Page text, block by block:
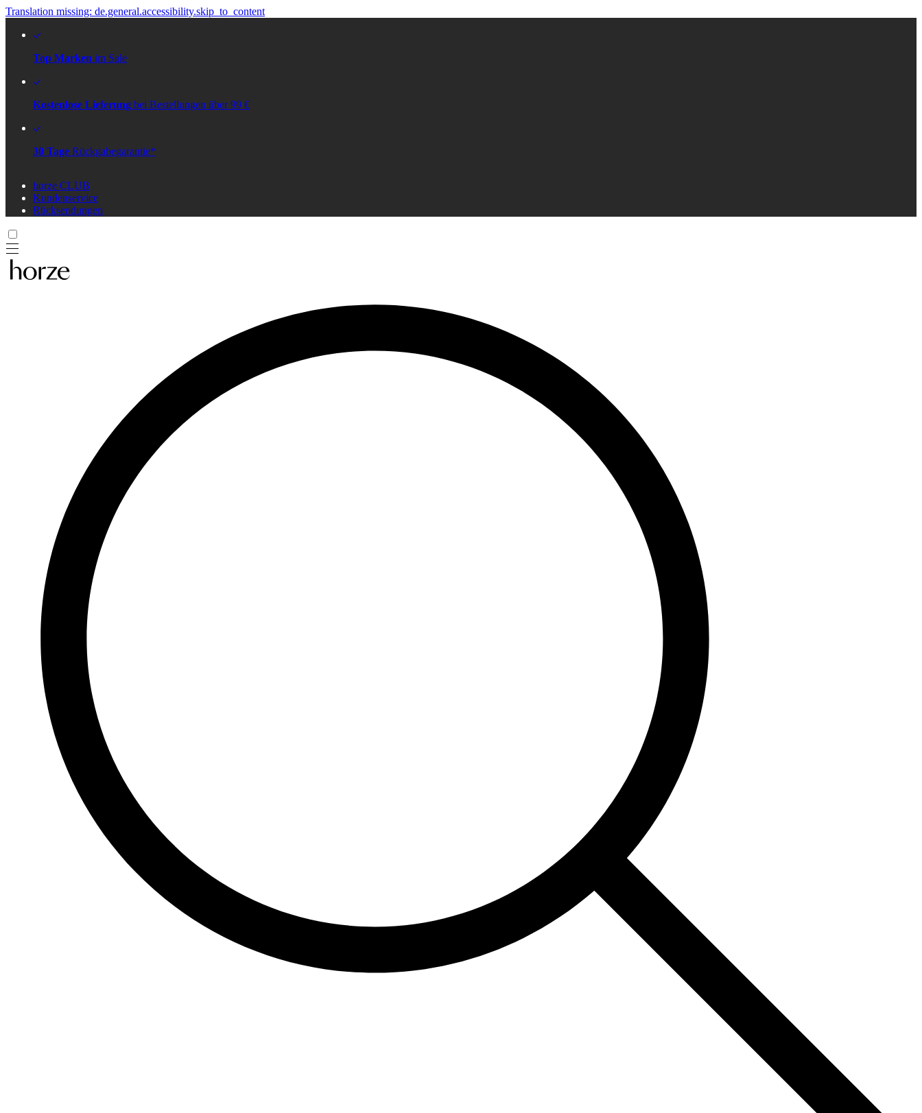
Translation missing: de.general.accessibility.skip_to_content
Top Marken im Sale
Kostenlose Lieferung bei Bestellungen über 99 €
30 Tage Rückgabegarantie*
horze CLUB
Kundenservice
Rücksendungen